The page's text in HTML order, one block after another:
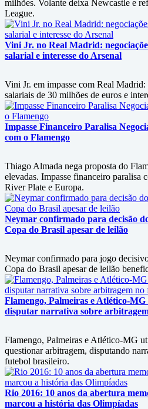
milhões. Volante deixa Newcastle e
League.
Vini Jr. no Real Madrid:
salarial e interesse do Arsenal
Vini Jr. em impasse com Real Madrid:
salariais de 30 milhões de euros e
Impasse Financeiro Paralisa
com o Flamengo
Thiago Almada nega proposta do
elevadas. Impasse financeiro paralisa
River Plate e Europa.
Neymar confirmado para decisão
Copa do Brasil apesar de leilão
Neymar confirmado para jogo
Copa do Brasil apesar de leilão
Flamengo, Palmeiras e Atlético-MG
disputar narrativa sobre
Flamengo, Palmeiras e Atlético-MG
questionar arbitragem, disputando
futebol brasileiro.
Rio 2016: 10 anos da abertura
marcou a história das Olimpíadas